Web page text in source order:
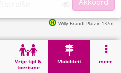
Vrije tijd &
toerisme
Mobiliteit meer
Willy-Brandt-Platz in 137m
Aachen, Parkhaus Stiftstraße
Akkoord